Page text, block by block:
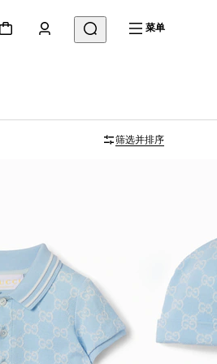
菜单
筛选并排序